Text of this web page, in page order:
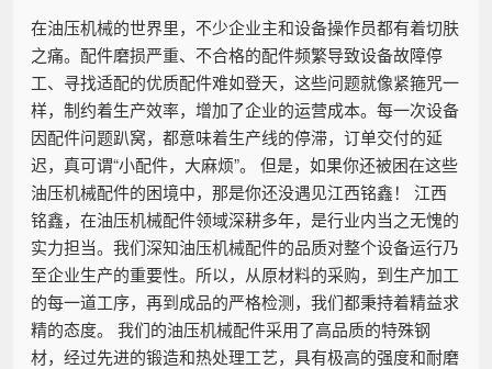
在油压机械的世界里，不少企业主和设备操作员都有着切肤
之痛。配件磨损严重、不合格的配件频繁导致设备故障停
工、寻找适配的优质配件难如登天，这些问题就像紧箍咒一
样，制约着生产效率，增加了企业的运营成本。每一次设备
因配件问题趴窝，都意味着生产线的停滞，订单交付的延
迟，真可谓“小配件，大麻烦”。 但是，如果你还被困在这些
油压机械配件的困境中，那是你还没遇见江西铭鑫！ 江西
铭鑫，在油压机械配件领域深耕多年，是行业内当之无愧的
实力担当。我们深知油压机械配件的品质对整个设备运行乃
至企业生产的重要性。所以，从原材料的采购，到生产加工
的每一道工序，再到成品的严格检测，我们都秉持着精益求
精的态度。 我们的油压机械配件采用了高品质的特殊钢
材，经过先进的锻造和热处理工艺，具有极高的强度和耐磨